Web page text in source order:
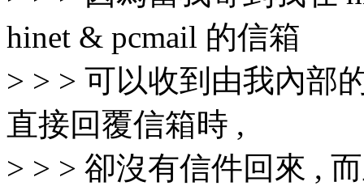
hinet & pcmail 的信箱
> > > 可以收到由我內部
直接回覆信箱時 ,
> > > 卻沒有信件回來 ,